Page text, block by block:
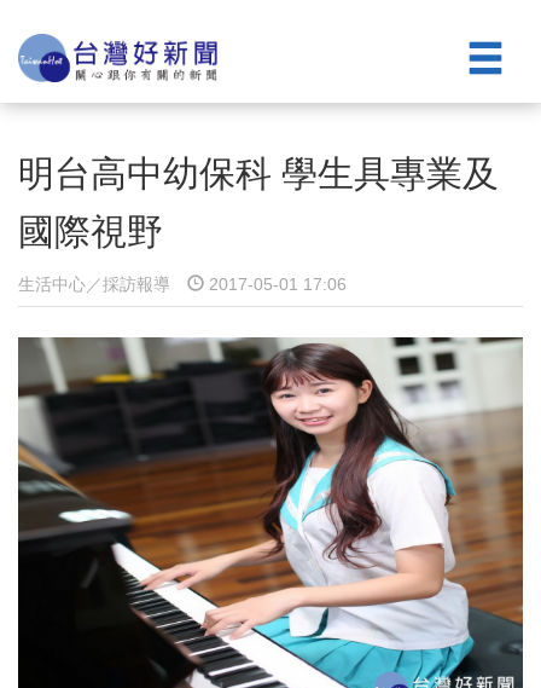
明台高中幼保科 學生具專業及
國際視野
生活中心／採訪報導 2017-05-01 17:06